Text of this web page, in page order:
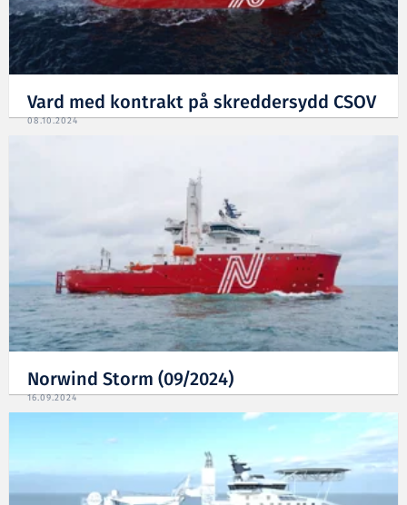
Vard med kontrakt på skreddersydd CSOV
08.10.2024
Norwind Storm (09/2024)
16.09.2024